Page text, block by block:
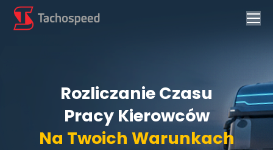
Rozliczanie Czasu
Pracy Kierowców
Na Twoich Warunkach